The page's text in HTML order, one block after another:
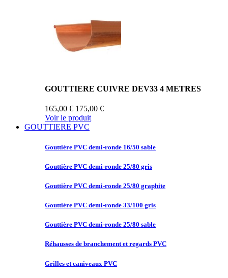
GOUTTIERE CUIVRE DEV33 4 METRES
165,00 € 175,00 €
Voir le produit
GOUTTIERE PVC
Gouttière PVC demi-ronde 16/50 sable
Gouttière PVC demi-ronde 25/80 gris
Gouttière PVC demi-ronde 25/80 graphite
Gouttière PVC demi-ronde 33/100 gris
Gouttière PVC demi-ronde 25/80 sable
Réhausses de branchement et regards PVC
Grilles et caniveaux PVC